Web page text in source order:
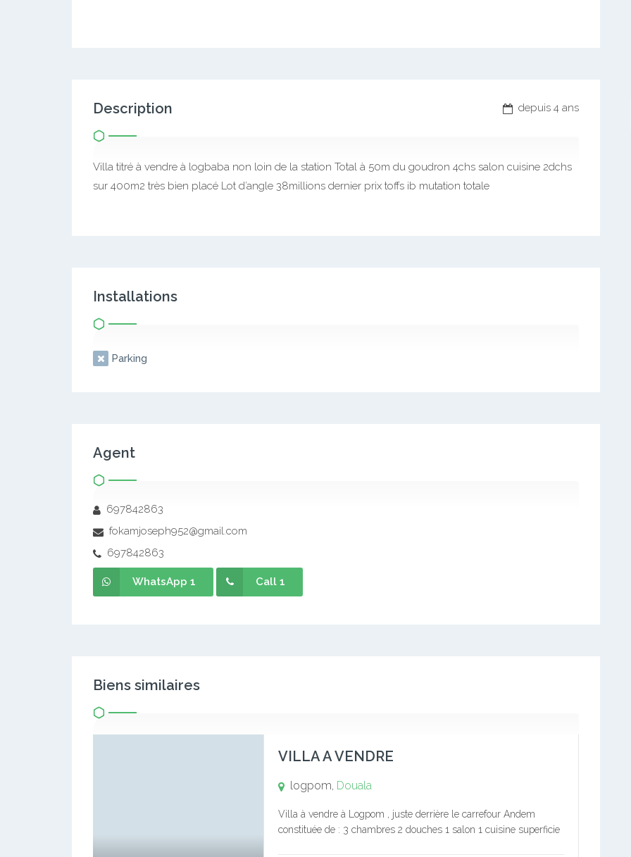
depuis 4 ans
Description
Villa titré à vendre à logbaba non loin de la station Total à 50m du goudron 4chs salon cuisine 2dchs
sur 400m2 très bien placé Lot d’angle 38millions dernier prix toffs ib mutation totale
Installations
Parking
Agent
697842863
fokamjoseph952@gmail.com
697842863
WhatsApp 1 Call 1
Biens similaires
VILLA A VENDRE
logpom, Douala
Villa à vendre à Logpom , juste derrière le carrefour Andem
constituée de : 3 chambres 2 douches 1 salon 1 cuisine superficie